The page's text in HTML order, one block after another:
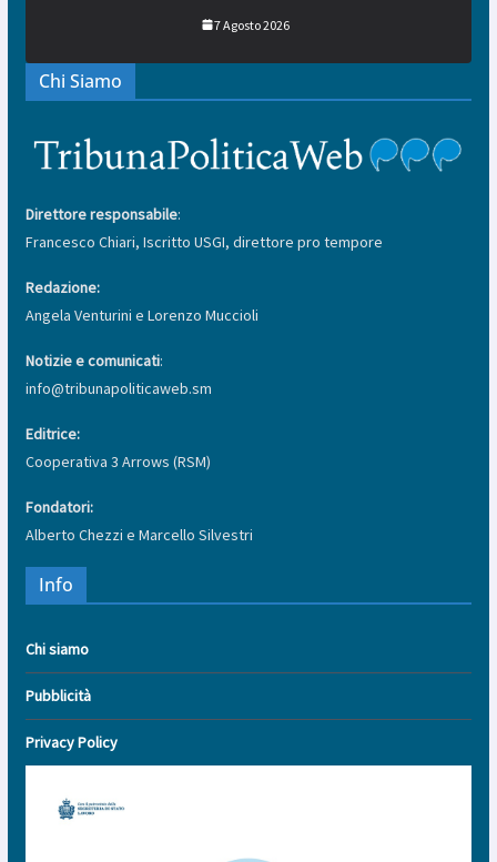
7 Agosto 2026
Chi Siamo
Direttore responsabile:
Francesco Chiari, Iscritto USGI, direttore pro tempore
Redazione:
Angela Venturini e Lorenzo Muccioli
Notizie e comunicati:
info@tribunapoliticaweb.sm
Editrice:
Cooperativa 3 Arrows (RSM)
Fondatori:
Alberto Chezzi e Marcello Silvestri
Info
Chi siamo
Pubblicità
Privacy Policy